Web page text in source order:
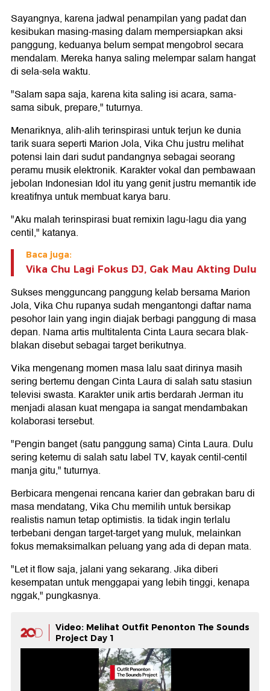
Sayangnya, karena jadwal penampilan yang padat dan
kesibukan masing-masing dalam mempersiapkan aksi
panggung, keduanya belum sempat mengobrol secara
mendalam. Mereka hanya saling melempar salam hangat
di sela-sela waktu.
"Salam sapa saja, karena kita saling isi acara, sama-
sama sibuk, prepare," tuturnya.
Menariknya, alih-alih terinspirasi untuk terjun ke dunia
tarik suara seperti Marion Jola, Vika Chu justru melihat
potensi lain dari sudut pandangnya sebagai seorang
peramu musik elektronik. Karakter vokal dan pembawaan
jebolan Indonesian Idol itu yang genit justru memantik ide
kreatifnya untuk membuat karya baru.
"Aku malah terinspirasi buat remixin lagu-lagu dia yang
centil," katanya.
Baca juga:
Vika Chu Lagi Fokus DJ, Gak Mau Akting Dulu
Sukses mengguncang panggung kelab bersama Marion
Jola, Vika Chu rupanya sudah mengantongi daftar nama
pesohor lain yang ingin diajak berbagi panggung di masa
depan. Nama artis multitalenta Cinta Laura secara blak-
blakan disebut sebagai target berikutnya.
Vika mengenang momen masa lalu saat dirinya masih
sering bertemu dengan Cinta Laura di salah satu stasiun
televisi swasta. Karakter unik artis berdarah Jerman itu
menjadi alasan kuat mengapa ia sangat mendambakan
kolaborasi tersebut.
"Pengin banget (satu panggung sama) Cinta Laura. Dulu
sering ketemu di salah satu label TV, kayak centil-centil
manja gitu," tuturnya.
Berbicara mengenai rencana karier dan gebrakan baru di
masa mendatang, Vika Chu memilih untuk bersikap
realistis namun tetap optimistis. Ia tidak ingin terlalu
terbebani dengan target-target yang muluk, melainkan
fokus memaksimalkan peluang yang ada di depan mata.
"Let it flow saja, jalani yang sekarang. Jika diberi
kesempatan untuk menggapai yang lebih tinggi, kenapa
nggak," pungkasnya.
Video: Melihat Outfit Penonton The Sounds
Project Day 1